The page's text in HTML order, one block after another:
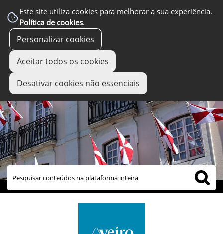
Este site utiliza cookies para melhorar a sua experiência.
Política de cookies.
Personalizar cookies
Aceitar todos os cookies
Desativar cookies não essenciais
links úteis